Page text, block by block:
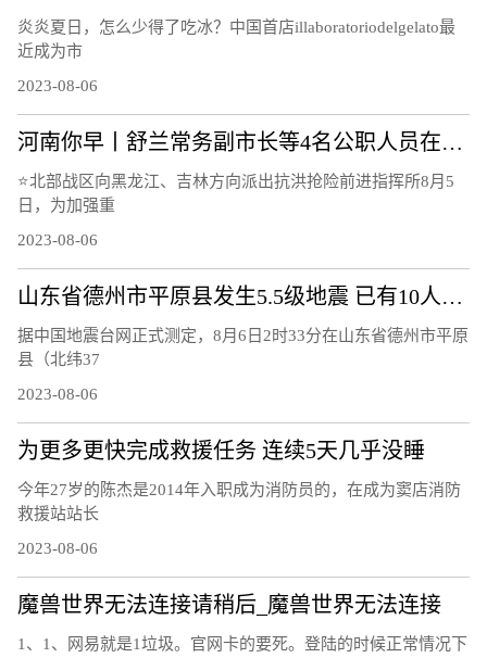
炎炎夏日，怎么少得了吃冰？中国首店illaboratoriodelgelato最
近成为市
2023-08-06
河南你早丨舒兰常务副市长等4名公职人员在抗洪抢险中失联；山东平原县发生5.5级地震；河南开打国产带状疱疹疫苗
⭐北部战区向黑龙江、吉林方向派出抗洪抢险前进指挥所8月5
日，为加强重
2023-08-06
山东省德州市平原县发生5.5级地震 已有10人受轻微伤
据中国地震台网正式测定，8月6日2时33分在山东省德州市平原
县（北纬37
2023-08-06
为更多更快完成救援任务 连续5天几乎没睡
今年27岁的陈杰是2014年入职成为消防员的，在成为窦店消防
救援站站长
2023-08-06
魔兽世界无法连接请稍后_魔兽世界无法连接
1、1、网易就是1垃圾。官网卡的要死。登陆的时候正常情况下